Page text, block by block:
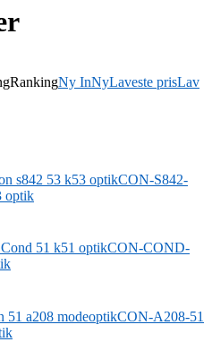
RankingNy InNyLaveste prisLav
CON-S842-
optik
CON-COND-
CON-A208-51